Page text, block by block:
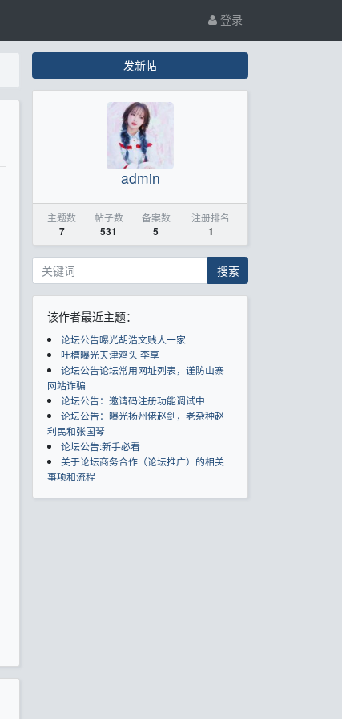
登录
发新帖
admin
主题数
7
帖子数
531
备案数
5
注册排名
1
搜索
该作者最近主题：
论坛公告曝光胡浩文贱人一家
吐槽曝光天津鸡头 李享
论坛公告论坛常用网址列表，谨防山寨
网站诈骗
论坛公告：邀请码注册功能调试中
论坛公告：曝光扬州佬赵剑，老杂种赵
利民和张国琴
论坛公告:新手必看
关于论坛商务合作（论坛推广）的相关
事项和流程